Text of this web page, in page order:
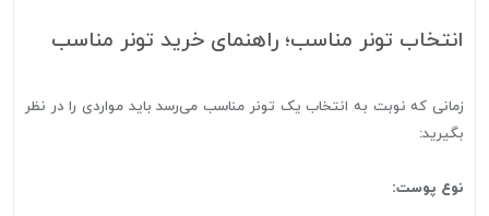
انتخاب تونر مناسب؛ راهنمای خرید تونر مناسب
زمانی که نوبت به انتخاب یک تونر مناسب می‌رسد باید مواردی را در نظر
بگیرید:
نوع پوست: